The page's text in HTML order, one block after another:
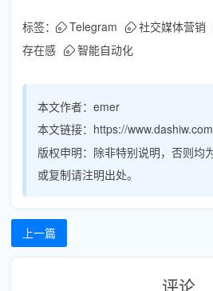
标签： Telegram 社交媒体营销
存在感
智能自动化
本文作者： emer
本文链接： https://
版权申明： 除非特别说明，否则均
或复制请注明出处。
上一篇
评论